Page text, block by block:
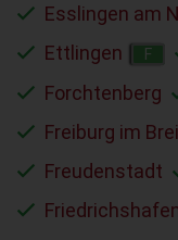
Esslingen am
Ettlingen
F
Forchtenberg
Freiburg im
Freudenstadt